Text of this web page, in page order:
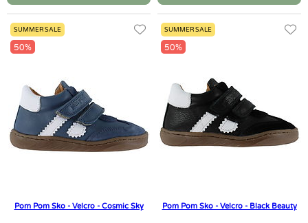
SUMMER SALE
50%
Pom Pom Sko - Velcro - Cosmic Sky
SUMMER SALE
50%
Pom Pom Sko - Velcro - Black Beauty